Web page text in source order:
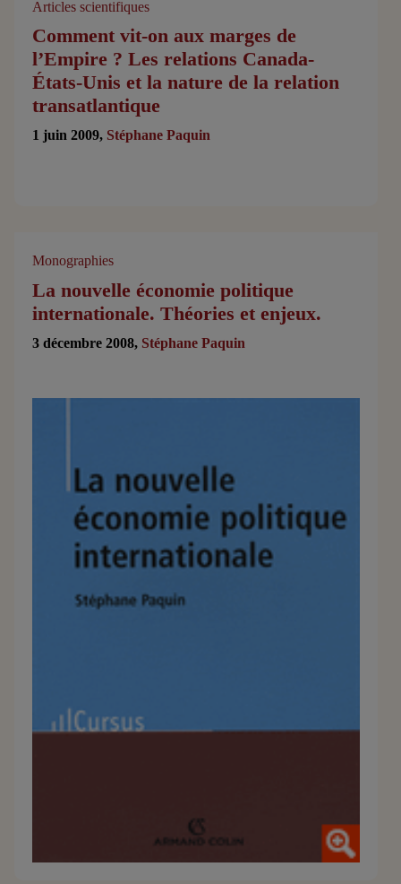
Articles scientifiques
Comment vit-on aux marges de
l’Empire ? Les relations Canada-
États-Unis et la nature de la relation
transatlantique
1 juin 2009, Stéphane Paquin
Monographies
La nouvelle économie politique
internationale. Théories et enjeux.
3 décembre 2008, Stéphane Paquin